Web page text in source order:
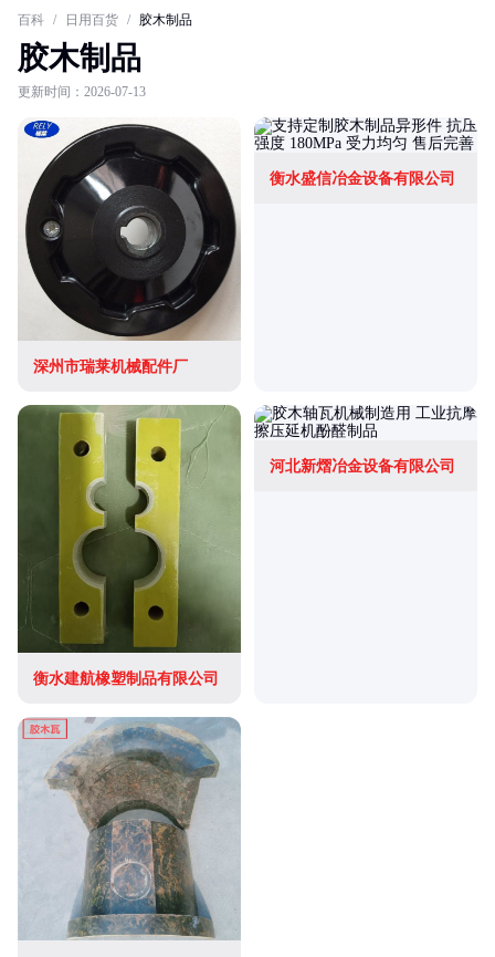
百科 / 日用百货 / 胶木制品
胶木制品
更新时间：2026-07-13
深州市瑞莱机械配件厂
衡水盛信冶金设备有限公司
衡水建航橡塑制品有限公司
河北新熠冶金设备有限公司